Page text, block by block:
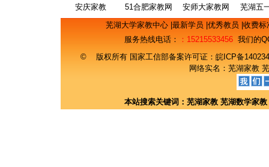
安庆家教
51合肥家教网 安师大家教网
芜湖五
网
芜湖大学家教中心 最新学员 优秀教员 收费
服务热线电话：
：15215533456 我们的
© 版权所有 国家工信部备案许可证： 皖ICP备
网络实名： 芜湖家教
本站搜索关键词： 芜湖家教 芜湖数学家教